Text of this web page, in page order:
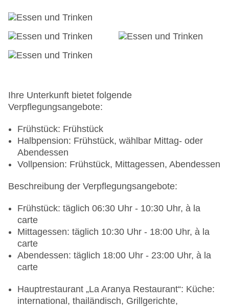
Ihre Unterkunft bietet folgende
Verpflegungsangebote:
Frühstück: Frühstück
Halbpension: Frühstück, wählbar Mittag- oder
Abendessen
Vollpension: Frühstück, Mittagessen, Abendessen
Beschreibung der Verpflegungsangebote:
Frühstück: täglich 06:30 Uhr - 10:30 Uhr, à la
carte
Mittagessen: täglich 10:30 Uhr - 18:00 Uhr, à la
carte
Abendessen: täglich 18:00 Uhr - 23:00 Uhr, à la
carte
Hauptrestaurant „La Aranya Restaurant“: Küche:
international, thailändisch, Grillgerichte,